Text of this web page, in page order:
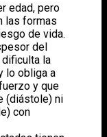
edad, pero
las formas
de vida.
del
la
lo obliga a
y que
(diástole) ni
con